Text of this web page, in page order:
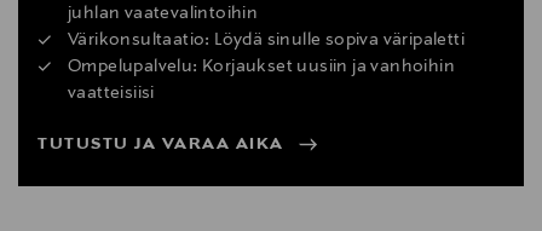
juhlan vaatevalintoihin
Värikonsultaatio: Löydä sinulle sopiva väripaletti
Ompelupalvelu: Korjaukset uusiin ja vanhoihin
vaatteisiisi
TUTUSTU JA VARAA AIKA